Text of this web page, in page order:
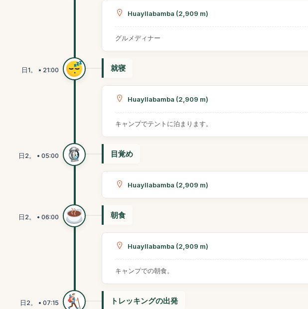
Huayllabamba (2,909 m)
グルメディナー
就寝
Huayllabamba (2,909 m)
キャンプでテントに泊まります。
目覚め
Huayllabamba (2,909 m)
朝食
Huayllabamba (2,909 m)
キャンプでの朝食。
トレッキングの出発